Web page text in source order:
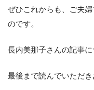
ぜひこれからも、ご夫
のです。
長内美那子さんの記事に
最後まで読んでいただき